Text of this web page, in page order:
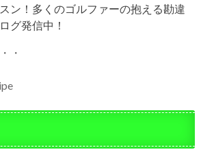
ン！多くのゴルファーの抱える勘違
グ発信中！
・